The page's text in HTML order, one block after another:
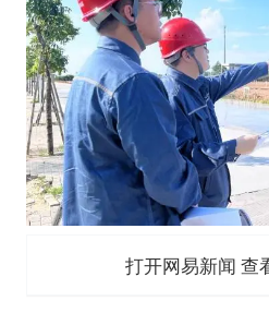
打开网易新闻 查